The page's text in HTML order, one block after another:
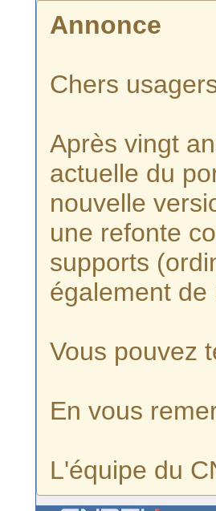
Annonce
Chers
Après vingt
actuelle du
nouvelle
une refonte
supports
également
Vous pouvez
En vous
L'équipe du